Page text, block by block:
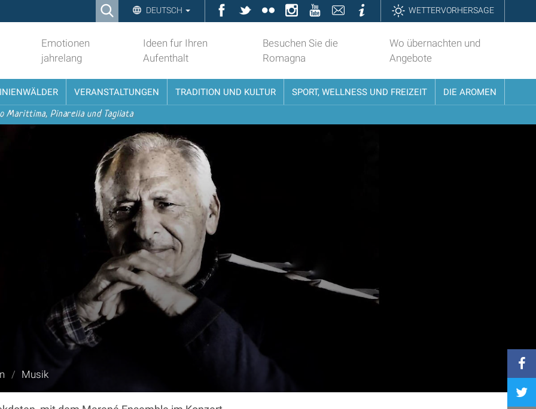
Ricerca DEUTSCH Facebook
TwitterFlickrInstagramYouTubeContattiInformazioniWETTERVORHERSAGE
Emotionen
jahrelang
Ideen fur Ihren
Aufenthalt
Besuchen Sie die
Romagna
Wo übernachten und
Angebote
VERANSTALTUNGEN TRADITION UND KULTUR SPORT, WELLNESS UND FREIZEIT DIE AROMEN
Marittima, Pinarella und Tagliata
/ Musik